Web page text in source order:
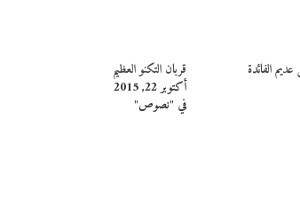
الفائدة
قربان التكنو العظيم
أكتوبر 22, 2015
في "نصوص"